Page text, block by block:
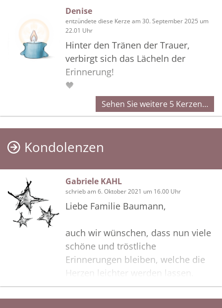
Denise
entzündete diese Kerze am 30. September 2025 um
22.01 Uhr
Hinter den Tränen der Trauer,
verbirgt sich das Lächeln der
Erinnerung!
🖤
Sehen Sie weitere 5 Kerzen…
Kondolenzen
Gabriele KAHL
schrieb am 6. Oktober 2021 um 16.00 Uhr
Liebe Familie Baumann,
auch wir wünschen, dass nun viele
schöne und tröstliche
Erinnerungen bleiben, welche die
Herzen leichter werden lassen.
Familie Reiner Kahl